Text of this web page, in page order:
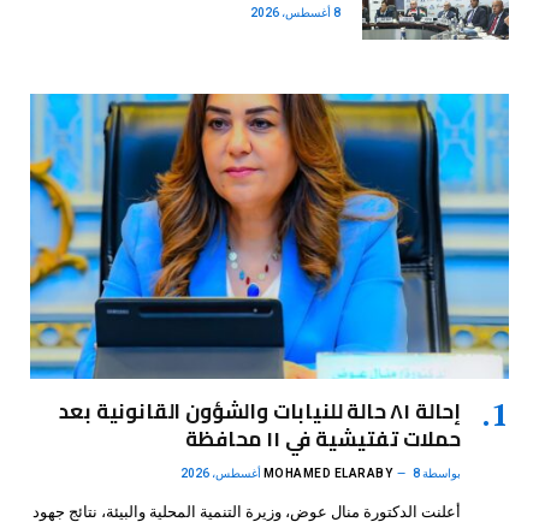
8 أغسطس، 2026
إحالة ٨١ حالة للنيابات والشؤون القانونية بعد
حملات تفتيشية في ١١ محافظة
بواسطة MOHAMED ELARABY 8 أغسطس، 2026
أعلنت الدكتورة منال عوض، وزيرة التنمية المحلية والبيئة، نتائج جهود